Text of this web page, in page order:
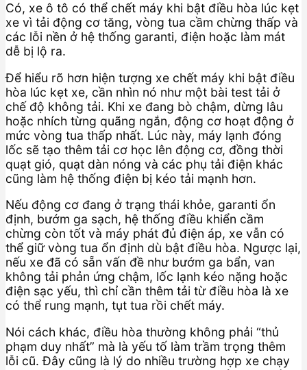
Có, xe ô tô có thể chết máy khi bật điều hòa lúc kẹt
xe vì tải động cơ tăng, vòng tua cầm chừng thấp và
các lỗi nền ở hệ thống garanti, điện hoặc làm mát
dễ bị lộ ra.
Để hiểu rõ hơn hiện tượng xe chết máy khi bật điều
hòa lúc kẹt xe, cần nhìn nó như một bài test tải ở
chế độ không tải. Khi xe đang bò chậm, dừng lâu
hoặc nhích từng quãng ngắn, động cơ hoạt động ở
mức vòng tua thấp nhất. Lúc này, máy lạnh đóng
lốc sẽ tạo thêm tải cơ học lên động cơ, đồng thời
quạt gió, quạt dàn nóng và các phụ tải điện khác
cũng làm hệ thống điện bị kéo tải mạnh hơn.
Nếu động cơ đang ở trạng thái khỏe, garanti ổn
định, bướm ga sạch, hệ thống điều khiển cầm
chừng còn tốt và máy phát đủ điện áp, xe vẫn có
thể giữ vòng tua ổn định dù bật điều hòa. Ngược lại,
nếu xe đã có sẵn vấn đề như bướm ga bẩn, van
không tải phản ứng chậm, lốc lạnh kéo nặng hoặc
điện sạc yếu, thì chỉ cần thêm tải từ điều hòa là xe
có thể rung mạnh, tụt tua rồi chết máy.
Nói cách khác, điều hòa thường không phải “thủ
phạm duy nhất” mà là yếu tố làm trầm trọng thêm
lỗi cũ. Đây cũng là lý do nhiều trường hợp xe chạy